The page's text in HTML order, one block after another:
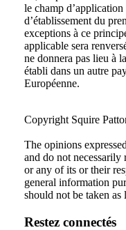
le champ
d’établissement du
exceptions à ce
applicable sera
ne donnera pas lieu à
établi dans un autre
Européenne.
Tweet
this
post
Like
this
post
Email
this
post
Share
this
post
on
LinkedIn
Copyright Squire
The opinions
and do not
or any of its or their
general information
should not be taken as
Restez connectés